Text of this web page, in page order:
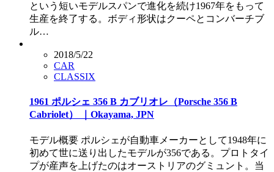
という短いモデルスパンで進化を続け1967年をもって
生産を終了する。ボディ形状はクーペとコンバーチブ
ル…
2018/5/22
CAR
CLASSIX
1961 ポルシェ 356 B カブリオレ（Porsche 356 B
Cabriolet） ｜Okayama, JPN
モデル概要 ポルシェが自動車メーカーとして1948年に
初めて世に送り出したモデルが356である。プロトタイ
プが産声を上げたのはオーストリアのグミュント。当